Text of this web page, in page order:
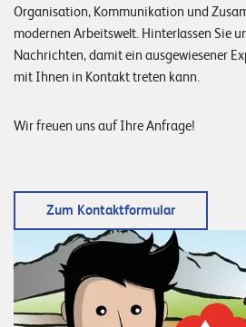
t
s
I
E
E
R
Organisation, Kommunikation und
modernen Arbeitswelt. Hinterlassen Sie
Nachrichten, damit ein ausgewiesener
mit Ihnen in Kontakt treten kann.
Wir freuen uns auf Ihre Anfrage!
Zum Kontaktformular